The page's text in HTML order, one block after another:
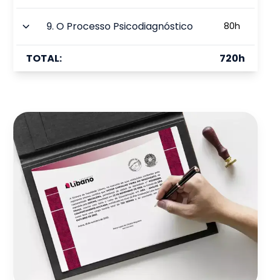
9.O Processo Psicodiagnóstico 80h
TOTAL: 720h